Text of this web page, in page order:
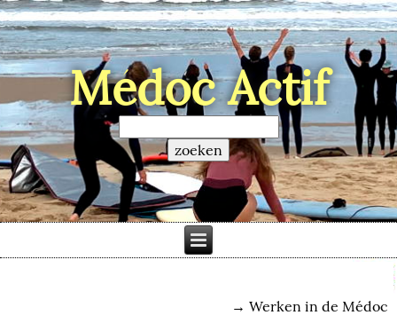
Médoc Actif
→ Werken in de Médoc